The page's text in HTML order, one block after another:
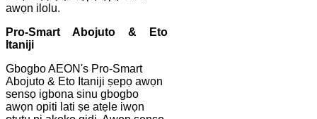
awọn ilolu.
Pro-Smart Abojuto & Eto
Itaniji
Gbogbo AEON's Pro-Smart
Abojuto & Eto Itaniji ṣepọ awọn
sensọ igbona sinu gbogbo
awọn opiti lati ṣe atẹle iwọn